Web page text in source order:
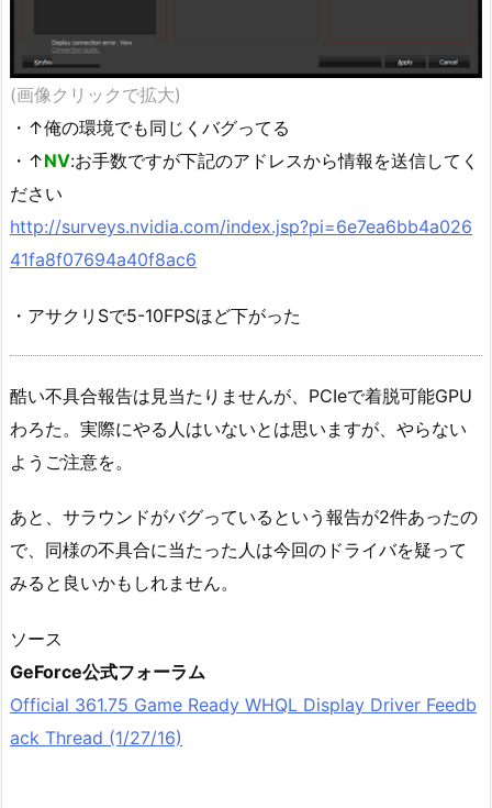
(画像クリックで拡大)
・↑俺の環境でも同じくバグってる
・↑NV:お手数ですが下記のアドレスから情報を送信してく
ださい
http://surveys.nvidia.com/index.jsp?pi=6e7ea6bb4a026
41fa8f07694a40f8ac6
・アサクリSで5-10FPSほど下がった
酷い不具合報告は見当たりませんが、PCIeで着脱可能GPU
わろた。実際にやる人はいないとは思いますが、やらない
ようご注意を。
あと、サラウンドがバグっているという報告が2件あったの
で、同様の不具合に当たった人は今回のドライバを疑って
みると良いかもしれません。
ソース
GeForce公式フォーラム
Official 361.75 Game Ready WHQL Display Driver Feedb
ack Thread (1/27/16)